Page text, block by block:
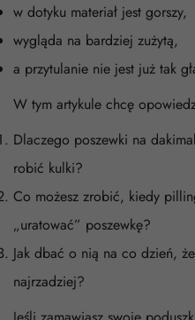
w dotyku materiał jest gorszy,
wygląda na bardziej zużytą,
a przytulanie nie jest już tak
W tym artykule chcę
Dlaczego poszewki na
robić kulki?
Co możesz zrobić, kiedy
„uratować” poszewkę?
Jak dbać o nią na co dzień,
najrzadziej?